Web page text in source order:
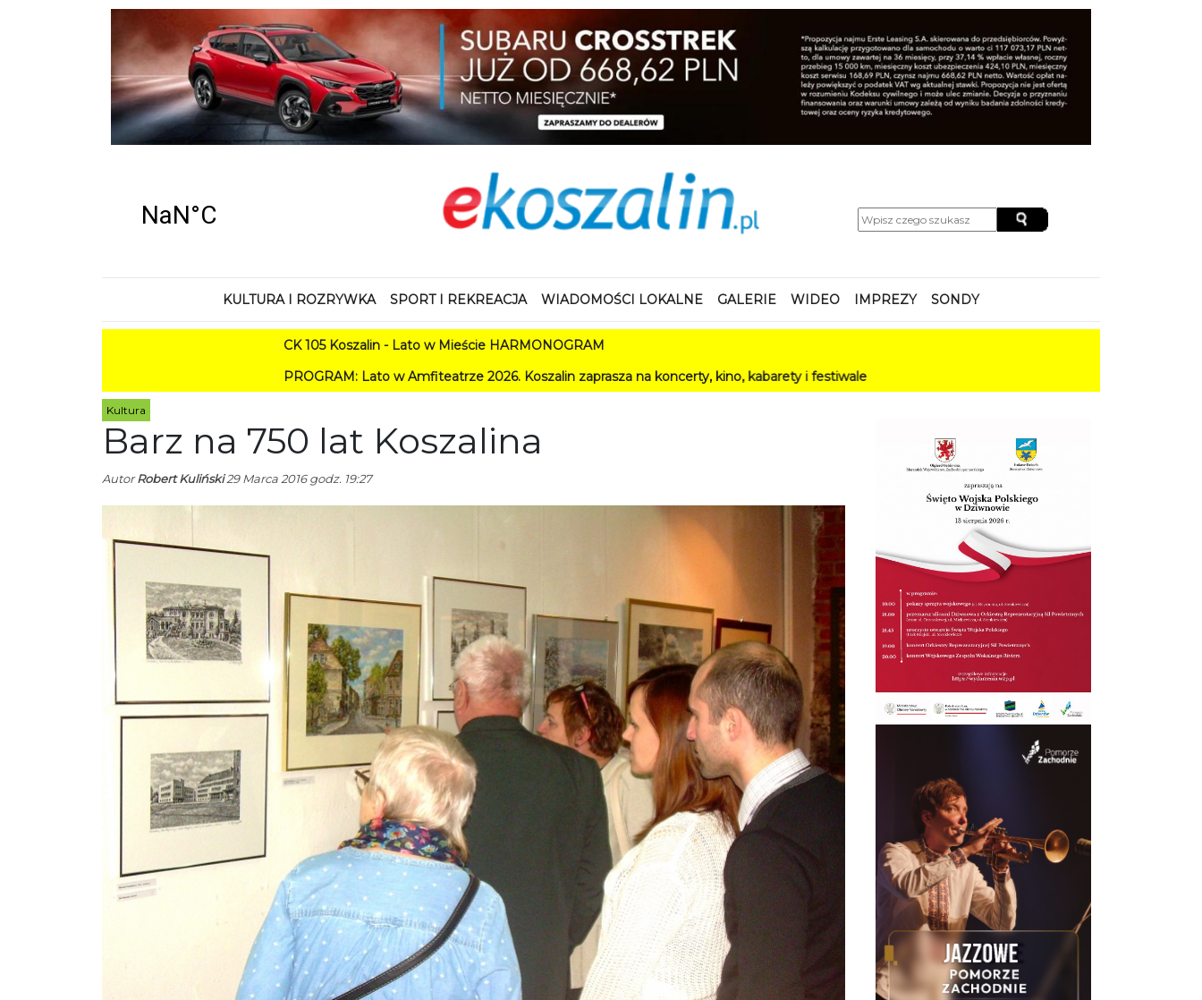
KULTURA I ROZRYWKA SPORT I REKREACJA WIADOMOŚCI LOKALNE GALERIE WIDEO IMPREZY SONDY
CK 105 Koszalin - Lato w Mieście HARMONOGRAM
PROGRAM: Lato w Amfiteatrze 2026. Koszalin zaprasza na koncerty, kino, kabarety i festiwale
Kultura
Barz na 750 lat Koszalina
AutorRobert Kuliński29 Marca 2016 godz. 19:27